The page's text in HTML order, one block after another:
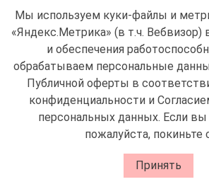
949₽ – 12405₽
3kg 45 кг 7 кг
Корзина
Мы используем куки-файлы и
«Яндекс.Метрика» (в т.ч. Вебвизор)
и обеспечения
обрабатываем персональные
Публичной оферты в
конфиденциальностии
персональных данных. Если вы
пожалуйста, покиньте
Принять